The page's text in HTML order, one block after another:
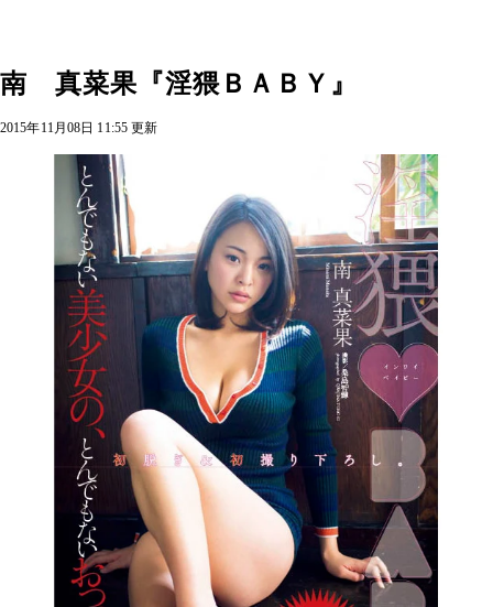
南 真菜果『淫猥ＢＡＢＹ』
2015年11月08日 11:55 更新